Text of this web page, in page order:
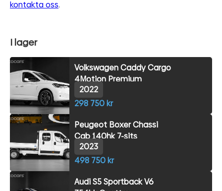
kontakta oss.
I lager
Volkswagen Caddy Cargo
4Motion Premium
2022
298 750 kr
Peugeot Boxer Chassi
Cab 140hk 7-sits
2023
498 750 kr
Audi S5 Sportback V6